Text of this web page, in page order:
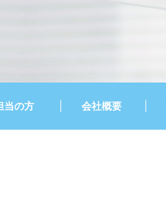
当の方 会社概要